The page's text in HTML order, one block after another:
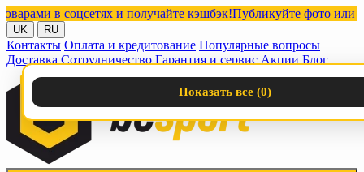
в соцсетях и получайте кэшбэк!Публикуйте фото или
UK RU
Контакты Оплата и кредитование Популярные вопросы
Доставка Сотрудничество Гарантия и сервис Акции Блог
Показать все (0)